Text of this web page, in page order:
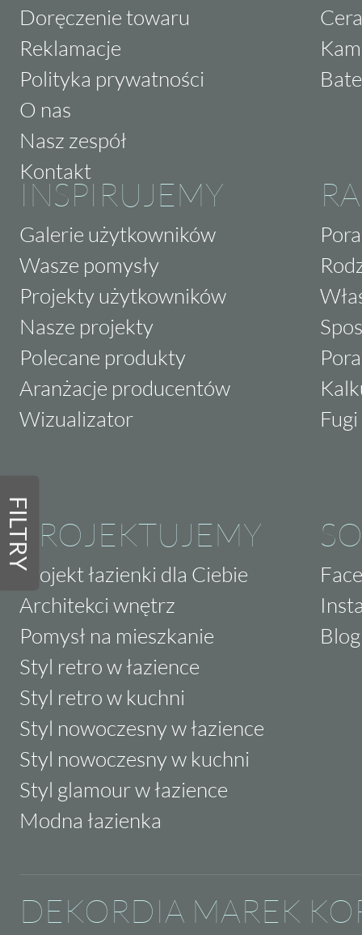
FILTRY
Doręczenie towaru
Reklamacje
Polityka prywatności
O nas
Nasz zespół
Kontakt
INSPIRUJEMY
Galerie użytkowników
Wasze pomysły
Projekty użytkowników
Nasze projekty
Polecane produkty
Aranżacje producentów
Wizualizator
PROJEKTUJEMY
Projekt łazienki dla Ciebie
Architekci wnętrz
Pomysł na mieszkanie
Styl retro w łazience
Styl retro w kuchni
Styl nowoczesny w łazience
Styl nowoczesny w kuchni
Styl glamour w łazience
Modna łazienka
Blog
DEKORDIA MAREK